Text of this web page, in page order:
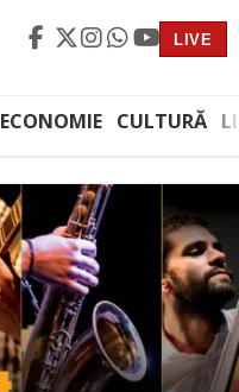
LIVE
ECONOMIE CULTURĂ